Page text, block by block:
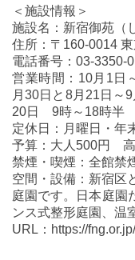
＜施設情報＞
施設名：新宿御苑（
住所：〒160-0014
電話番号：03-3350-
営業時間：10月1
月30日と8月21日
20日 9時～18時半
定休日：月曜日・年
予算：大人500円
禁煙・喫煙：全館禁
空間・設備：新宿区
庭園です。日本庭園
ンス式整形庭園、温
URL：https://